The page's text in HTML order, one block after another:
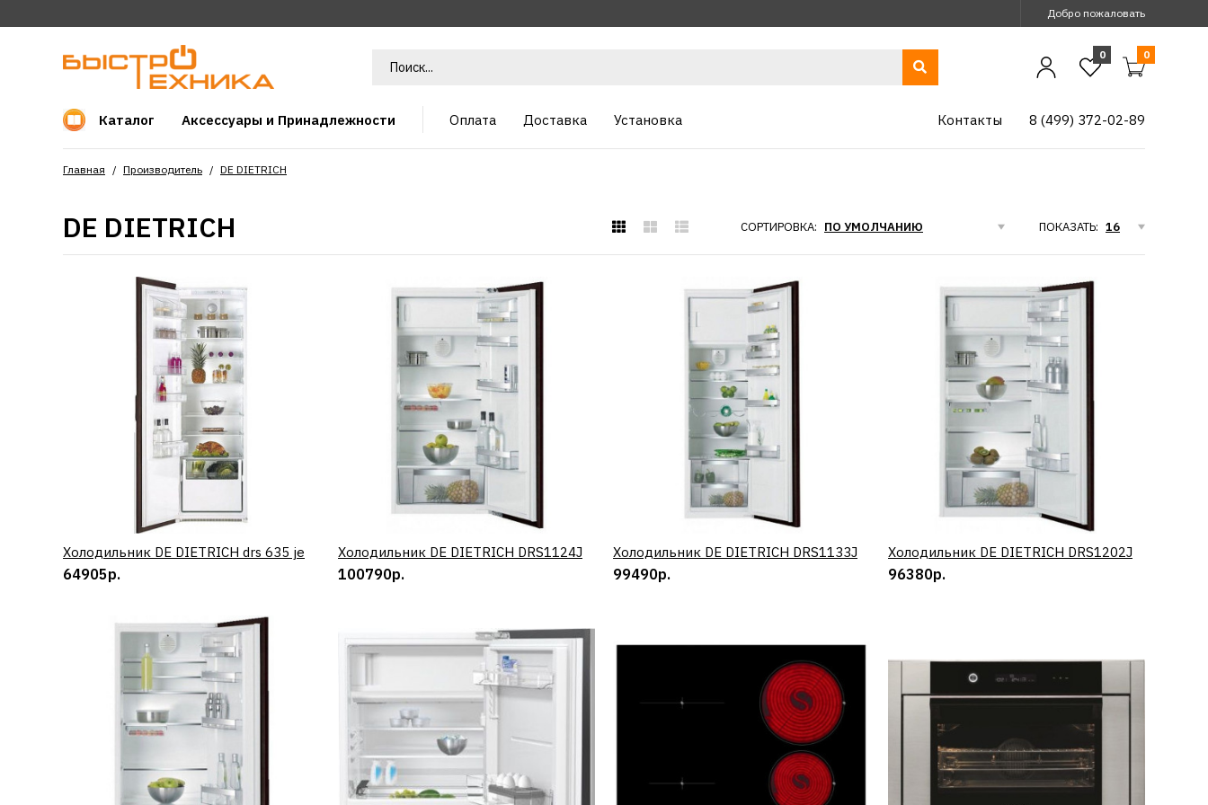
Добро пожаловать
0 0
Каталог Аксессуары и Принадлежности Оплата Доставка 8 (499) 372-02-89
Контакты
Установка
Главная Производитель DE DIETRICH
DE DIETRICH СОРТИРОВКА: ПОКАЗАТЬ:
Холодильник DE DIETRICH
КУПИТЬ
Холодильник DE DIETRICH
DRS1124J
КУПИТЬ
КУПИТЬ
Холодильник DE DIETRICH drs 635 je
64905р.
КУПИТЬ
Холодильник DE DIETRICH DRS1124J
100790р.
КУПИТЬ
Холодильник DE DIETRICH DRS1133J
99490р.
КУПИТЬ
Холодильник DE DIETRICH DRS1202J
96380р.